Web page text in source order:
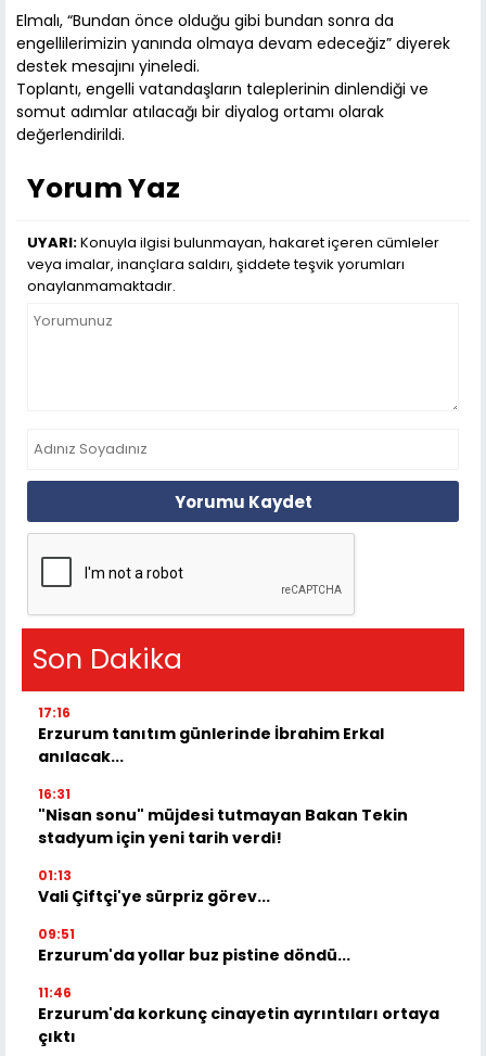
Elmalı, “Bundan önce olduğu gibi bundan sonra da
engellilerimizin yanında olmaya devam edeceğiz” diyerek
destek mesajını yineledi.
Toplantı, engelli vatandaşların taleplerinin dinlendiği ve
somut adımlar atılacağı bir diyalog ortamı olarak
değerlendirildi.
Yorum Yaz
UYARI:Konuyla ilgisi bulunmayan, hakaret içeren cümleler
veya imalar, inançlara saldırı, şiddete teşvik yorumları
onaylanmamaktadır.
Yorumu Kaydet
Son Dakika
17:16
Erzurum tanıtım günlerinde İbrahim Erkal
anılacak...
16:31
"Nisan sonu" müjdesi tutmayan Bakan Tekin
stadyum için yeni tarih verdi!
01:13
Vali Çiftçi'ye sürpriz görev...
09:51
Erzurum'da yollar buz pistine döndü...
11:46
Erzurum'da korkunç cinayetin ayrıntıları ortaya
çıktı